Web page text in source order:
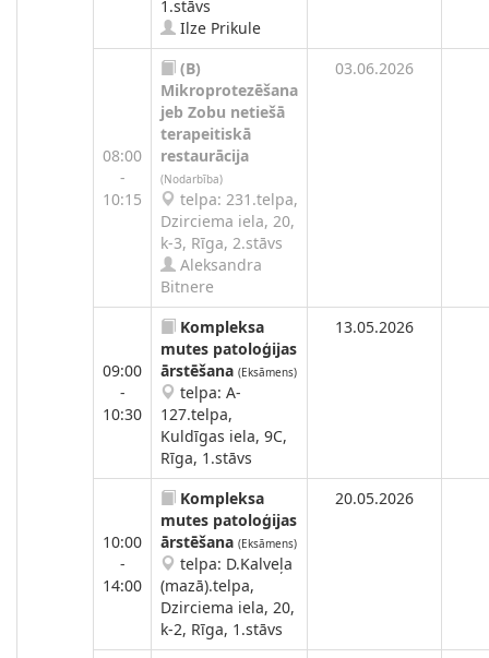
1.stāvs
Ilze Prikule
08:00
-
10:15
(B)
Mikroprotezēšana
jeb Zobu netiešā
terapeitiskā
restaurācija
(Nodarbība)
telpa: 231.telpa,
Dzirciema iela, 20,
k-3, Rīga, 2.stāvs
Aleksandra
Bitnere
03.06.2026
09:00
-
10:30
Kompleksa
mutes patoloģijas
ārstēšana (Eksāmens)
telpa: A-
127.telpa,
Kuldīgas iela, 9C,
Rīga, 1.stāvs
13.05.2026
10:00
-
14:00
Kompleksa
mutes patoloģijas
ārstēšana (Eksāmens)
telpa: D.Kalveļa
(mazā).telpa,
Dzirciema iela, 20,
k-2, Rīga, 1.stāvs
20.05.2026